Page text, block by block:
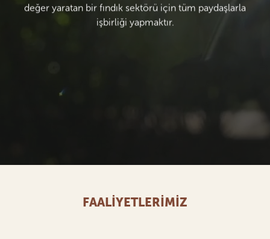
değer yaratan bir fındık sektörü için tüm paydaşlarla
işbirliği yapmaktır.
FAALİYETLERİMİZ